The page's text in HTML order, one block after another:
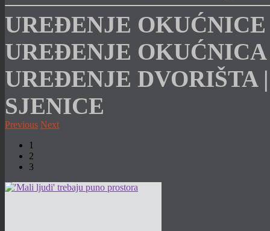
UREĐENJE
UREĐENJE
UREĐENJE DVORIŠTA
SJENICE
Previous Next
1
2
3